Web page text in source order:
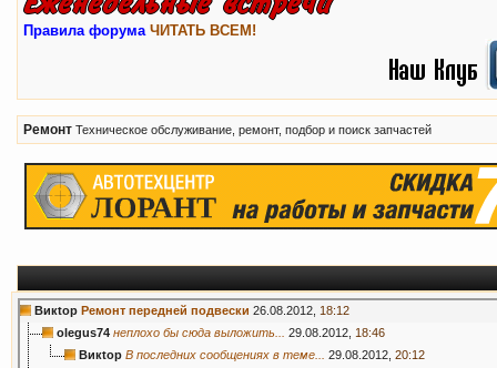
Правила форума ЧИТАТЬ ВСЕМ!
Ремонт Техническое обслуживание, ремонт, подбор и поиск запчастей
Викtор Ремонт передней подвески 26.08.2012, 18:12
olegus74 неплохо бы сюда выложить... 29.08.2012, 18:46
Викtор В последних сообщениях в теме... 29.08.2012, 20:12